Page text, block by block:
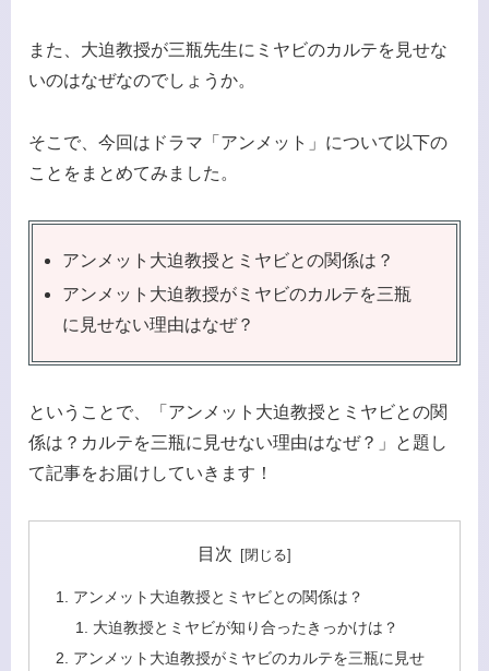
また、大迫教授が三瓶先生にミヤビのカルテを見せな
いのはなぜなのでしょうか。
そこで、今回はドラマ「アンメット」について以下の
ことをまとめてみました。
アンメット大迫教授とミヤビとの関係は？
アンメット大迫教授がミヤビのカルテを三瓶
に見せない理由はなぜ？
ということで、「アンメット大迫教授とミヤビとの関
係は？カルテを三瓶に見せない理由はなぜ？」と題し
て記事をお届けしていきます！
目次
アンメット大迫教授とミヤビとの関係は？
大迫教授とミヤビが知り合ったきっかけは？
アンメット大迫教授がミヤビのカルテを三瓶に見せ